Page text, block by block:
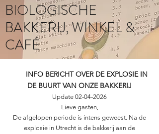
BIOLOGISCHE
BAKKERIJ, WINKEL &
CAFÉ
INFO BERICHT OVER DE EXPLOSIE IN
DE BUURT VAN ONZE BAKKERIJ
Update 02-04-2026
Lieve gasten,
De afgelopen periode is intens geweest. Na de
explosie in Utrecht is de bakkerij aan de